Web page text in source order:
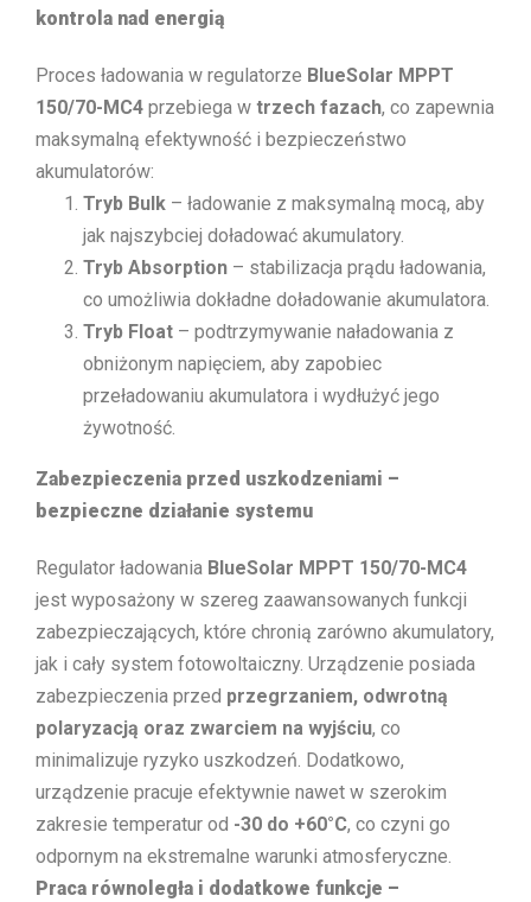
kontrola nad energią
Proces ładowania w regulatorze BlueSolar MPPT
150/70-MC4 przebiega w trzech fazach, co zapewnia
maksymalną efektywność i bezpieczeństwo
akumulatorów:
Tryb Bulk – ładowanie z maksymalną mocą, aby
jak najszybciej doładować akumulatory.
Tryb Absorption – stabilizacja prądu ładowania,
co umożliwia dokładne doładowanie akumulatora.
Tryb Float – podtrzymywanie naładowania z
obniżonym napięciem, aby zapobiec
przeładowaniu akumulatora i wydłużyć jego
żywotność.
Zabezpieczenia przed uszkodzeniami –
bezpieczne działanie systemu
Regulator ładowania BlueSolar MPPT 150/70-MC4
jest wyposażony w szereg zaawansowanych funkcji
zabezpieczających, które chronią zarówno akumulatory,
jak i cały system fotowoltaiczny. Urządzenie posiada
zabezpieczenia przed przegrzaniem, odwrotną
polaryzacją oraz zwarciem na wyjściu, co
minimalizuje ryzyko uszkodzeń. Dodatkowo,
urządzenie pracuje efektywnie nawet w szerokim
zakresie temperatur od -30 do +60°C, co czyni go
odpornym na ekstremalne warunki atmosferyczne.
Praca równoległa i dodatkowe funkcje –